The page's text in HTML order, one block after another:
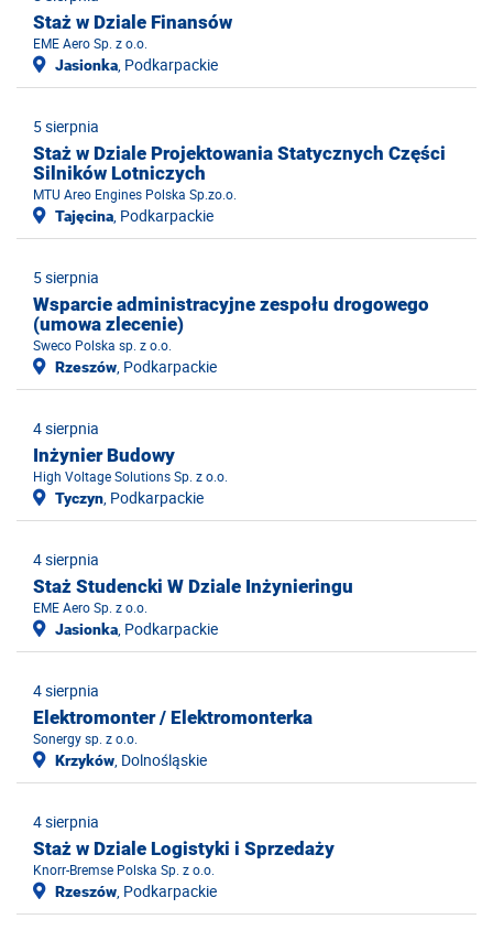
Staż w Dziale Finansów
EME Aero Sp. z o.o.
Jasionka, Podkarpackie
5 sierpnia
Staż w Dziale Projektowania Statycznych Części
Silników Lotniczych
MTU Areo Engines Polska Sp.zo.o.
Tajęcina, Podkarpackie
5 sierpnia
Wsparcie administracyjne zespołu drogowego
(umowa zlecenie)
Sweco Polska sp. z o.o.
Rzeszów, Podkarpackie
4 sierpnia
Inżynier Budowy
High Voltage Solutions Sp. z o.o.
Tyczyn, Podkarpackie
4 sierpnia
Staż Studencki W Dziale Inżynieringu
EME Aero Sp. z o.o.
Jasionka, Podkarpackie
4 sierpnia
Elektromonter / Elektromonterka
Sonergy sp. z o.o.
Krzyków, Dolnośląskie
4 sierpnia
Staż w Dziale Logistyki i Sprzedaży
Knorr-Bremse Polska Sp. z o.o.
Rzeszów, Podkarpackie